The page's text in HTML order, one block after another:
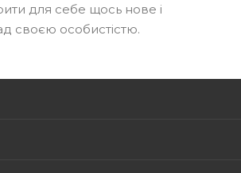
для себе щось нове і
своєю особистістю.